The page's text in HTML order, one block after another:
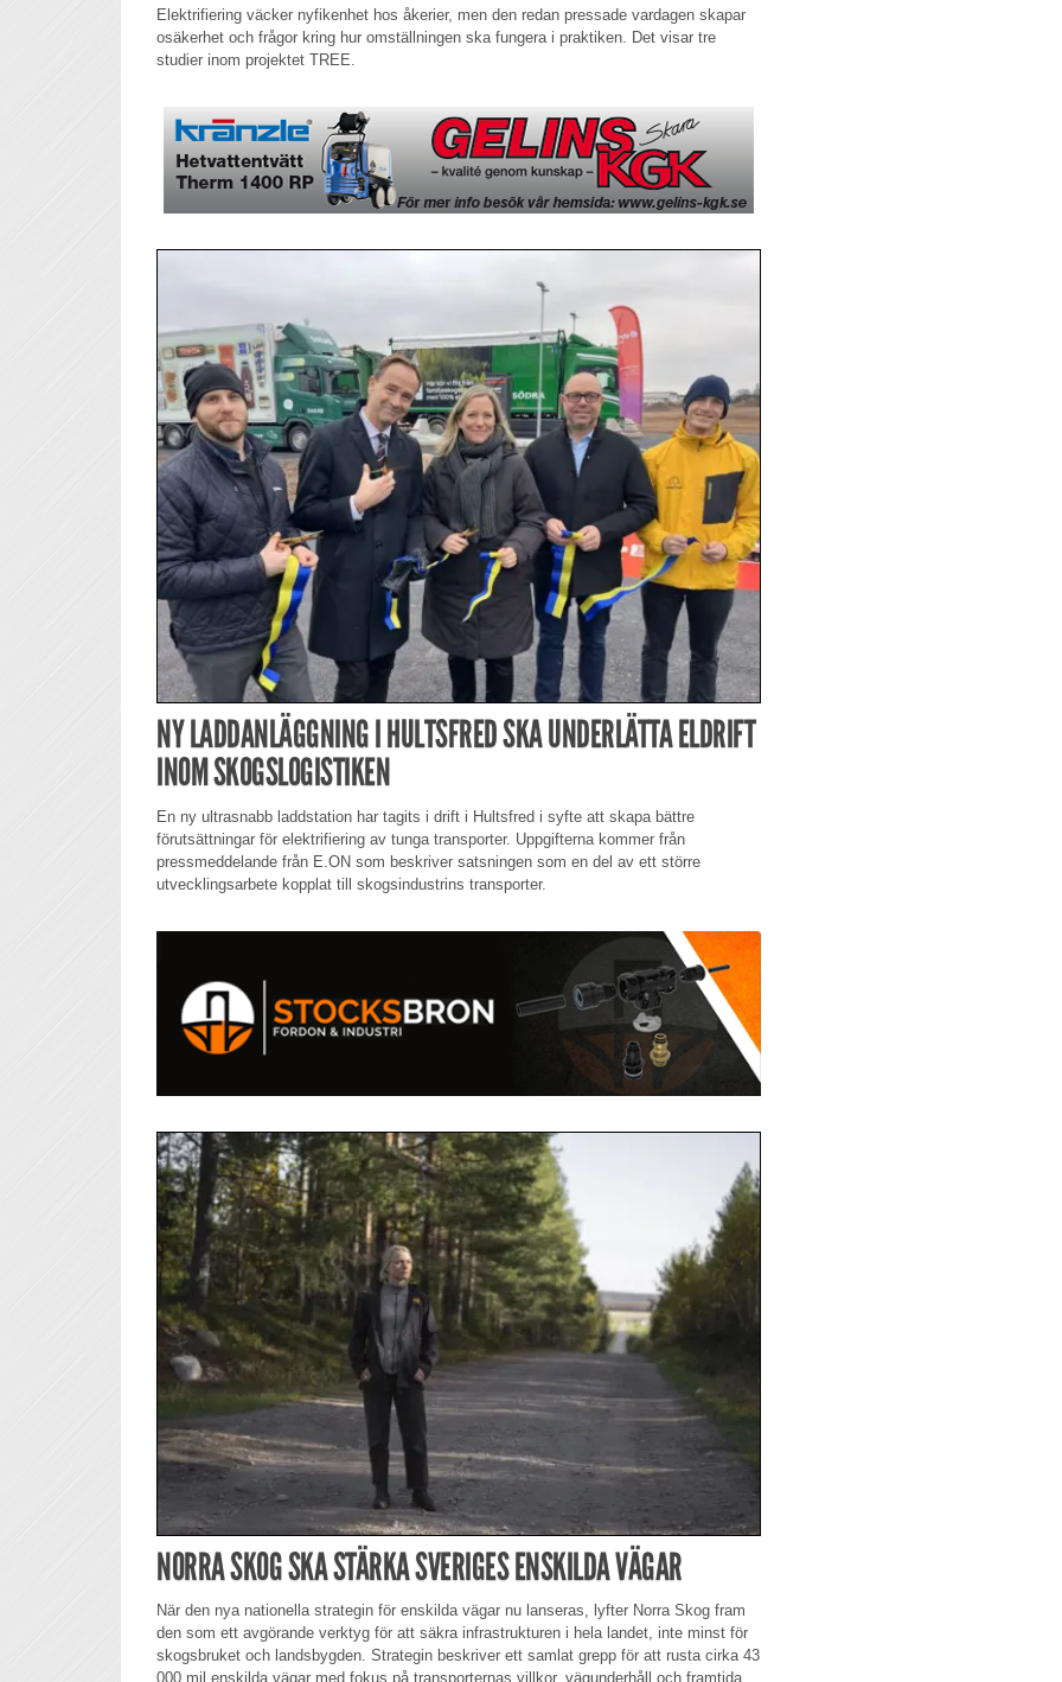
Elektrifiering väcker nyfikenhet hos åkerier, men den redan pressade vardagen skapar
osäkerhet och frågor kring hur omställningen ska fungera i praktiken. Det visar tre
studier inom projektet TREE.
NY LADDANLÄGGNING I HULTSFRED SKA UNDERLÄTTA ELDRIFT
INOM SKOGSLOGISTIKEN
En ny ultrasnabb laddstation har tagits i drift i Hultsfred i syfte att skapa bättre
förutsättningar för elektrifiering av tunga transporter. Uppgifterna kommer från
pressmeddelande från E.ON som beskriver satsningen som en del av ett större
utvecklingsarbete kopplat till skogsindustrins transporter.
NORRA SKOG SKA STÄRKA SVERIGES ENSKILDA VÄGAR
När den nya nationella strategin för enskilda vägar nu lanseras, lyfter Norra Skog fram
den som ett avgörande verktyg för att säkra infrastrukturen i hela landet, inte minst för
skogsbruket och landsbygden. Strategin beskriver ett samlat grepp för att rusta cirka 43
000 mil enskilda vägar med fokus på transporternas villkor, vägunderhåll och framtida